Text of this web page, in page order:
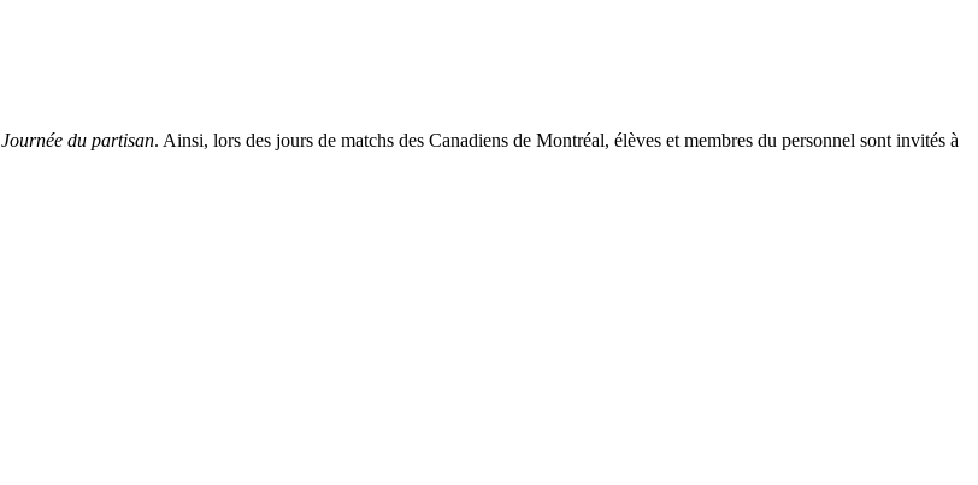
Journée du partisan. Ainsi, lors des jours de matchs des Canadiens de Montréal, élèves et membres du personnel sont invités à